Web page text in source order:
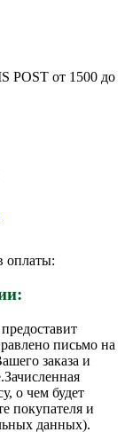
POST от 1500 до
оплаты:
письмо на
заказа и
о чем будет
покупателя и
данных).